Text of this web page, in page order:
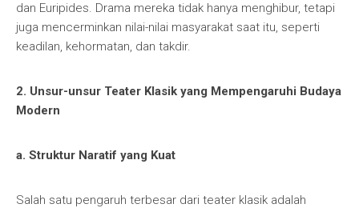
dan Euripides. Drama mereka tidak hanya menghibur, tetapi
juga mencerminkan nilai-nilai masyarakat saat itu, seperti
keadilan, kehormatan, dan takdir.
2. Unsur-unsur Teater Klasik yang Mempengaruhi Budaya
Modern
a. Struktur Naratif yang Kuat
Salah satu pengaruh terbesar dari teater klasik adalah